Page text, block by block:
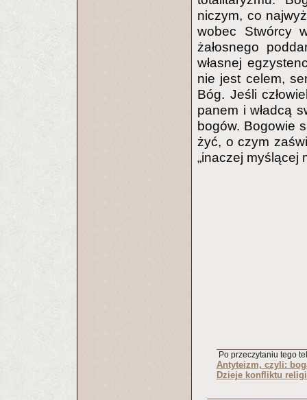
niczym, co
wobec Stwórcy
żałosnego
własnej
nie jest celem,
Bóg. Jeśli
panem i władcą
bogów. Bogowie
żyć, o czym
„inaczej myślącej
Po przeczytaniu tego
Antyteizm, czyli:
Dzieje konfliktu